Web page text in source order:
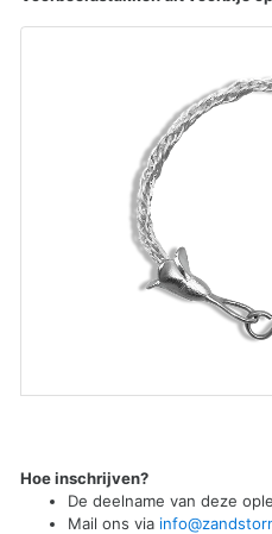
Hoe inschrijven?
De deelname van deze
Mail ons via